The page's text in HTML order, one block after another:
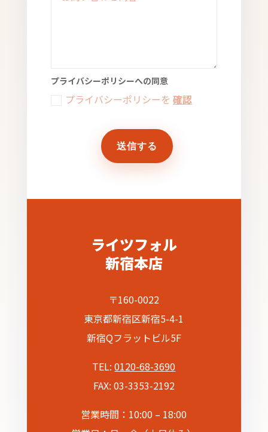
プライバシーポリシーへの同意
プライバシーポリシーを確認
送信する
ライツフォル
新宿本店
〒160-0022
東京都新宿区新宿5-4-1
新宿Qフラットビル5F
TEL:0120-68-3690
FAX: 03-3353-2192
営業時間：10:00 – 18:00